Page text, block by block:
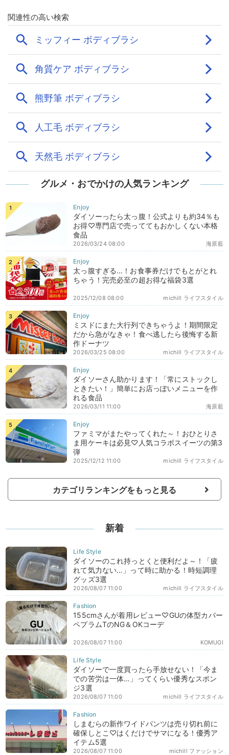
グルメ・おでかけの人気ランキング
ダイソーったら太っ腹！公式よりも約34％も
お得♡専門店で売っててもおかしくない本格
食品
海原藍
2026/03/24 08:00
太っ腹すぎる…！お食事券だけでもとがとれ
ちゃう！完売必至の超お得な福袋3選
michill ライフスタイル
2025/12/08 08:00
ミスドにまた大行列できちゃうよ！期間限定
だから急がなきゃ！食べ逃したら後悔する新
作ドーナツ
michill ライフスタイル
2026/03/25 08:00
ダイソーさん助かります！「常にストックし
ときたい！」簡単にお店っぽいメニューを作
れる食品
海原藍
2026/03/11 11:00
ファミマがまたやってくれた～！おひとりさ
ま用ケーキは必見♡人気コラボスイーツの第3
弾
michill ライフスタイル
2025/12/12 11:00
カテゴリランキングをもっと見る
新着
ダイソーのこれ持っとくと便利だよ～！「疲
れて気力ない…」って時に助かる！時短調理
グッズ3選
michill ライフスタイル
2026/08/07 11:00
155cmさんが着用レビュー♡GUの体型カバー
ペプラムTのNG＆OKコーデ
KOMUGI
2026/08/07 11:00
ダイソーで一度買ったら手放せない！「今ま
での苦労は一体…」ってくらい優秀なスポン
ジ3選
michill ライフスタイル
2026/08/07 11:00
しまむらの新作ワイドパンツは売り切れ前に
確保しとこ♡はくだけでサマになる！優秀ア
イテム5選
michill ファッション
2026/08/07 11:00